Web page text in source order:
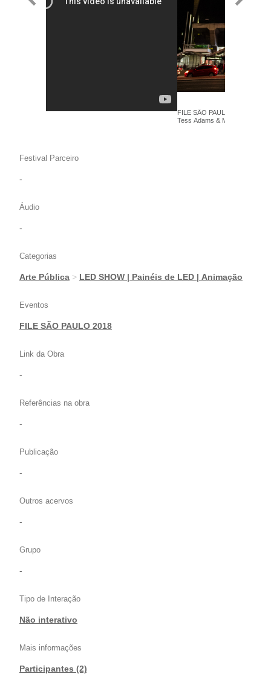
FILE SÃO PAULO 2018 - Big
Tess Adams & Michael Lee -
Festival Parceiro
-
Áudio
-
Categorias
Arte Pública > LED SHOW | Painéis de LED | Animação
Eventos
FILE SÃO PAULO 2018
Link da Obra
-
Referências na obra
-
Publicação
-
Outros acervos
-
Grupo
-
Tipo de Interação
Não interativo
Mais informações
Participantes (2)